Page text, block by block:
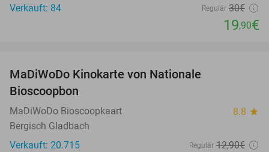
Verkauft: 84
Regulär 30€
19,90€
MaDiWoDo Kinokarte von Nationale
Bioscoopbon
MaDiWoDo Bioscoopkaart 8.8 star
Bergisch Gladbach
Verkauft: 20.715
Regulär 12,90€